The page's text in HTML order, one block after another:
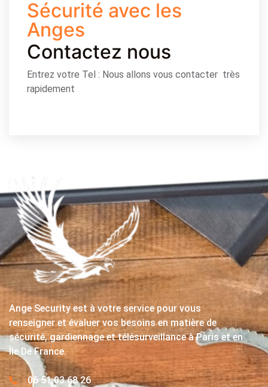
Sécurité avec les
Anges
Contactez nous
Entrez votre Tel : Nous allons vous contacter très
rapidement
Ange Security est à votre service pour vous
renseigner et évaluer vos besoins en matière de
sécurité, gardiennage et télésurveillance à Paris et en
Île De France.
06 51 03 68 26